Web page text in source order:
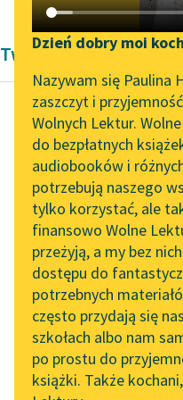
Katalog DAISY
Podkasty o książkach
Aktualności
„Prokurator Alicja Horn”
do słuchania
Byliśmy częścią AI Impact
Lab
Zapraszamy na spotkanie
online z tłumaczkami
literatury skandynawskiej
Spotkanie z Katarzyną
Tunkiel w Oslo
102. lata temu zmarł
Joseph Conrad
Dzień dobry moi
Nazywam się Paulina
zaszczyt i
Wolnych Lektur.
do bezpłatnych
audiobooków i
potrzebują naszego
tylko korzystać, ale
finansowo Wolne
przeżyją, a my bez
dostępu do
potrzebnych
często przydają się
szkołach albo nam
po prostu do
książki. Także
Twórczość Susan